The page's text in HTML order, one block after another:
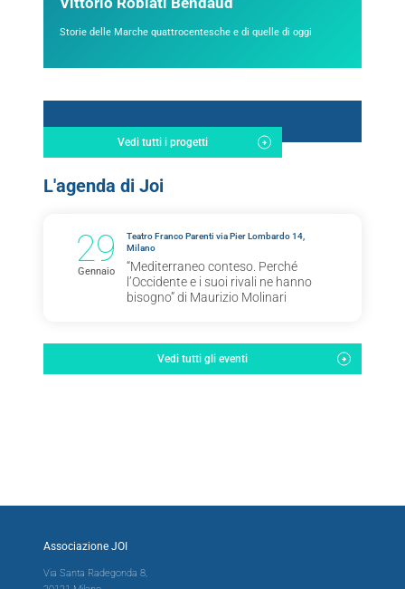
Vittorio Robiati Bendaud
Storie delle Marche quattrocentesche e di quelle di oggi
Vedi tutti i progetti
L'agenda di Joi
29
Gennaio
Teatro Franco Parenti via Pier Lombardo 14,
Milano
“Mediterraneo conteso. Perché
l’Occidente e i suoi rivali ne hanno
bisogno” di Maurizio Molinari
Vedi tutti gli eventi
Associazione JOI
Via Santa Radegonda 8,